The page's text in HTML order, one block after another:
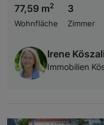
77,59 m2
Wohnfläche
3
Zimmer
Irene Köszali
Immobilien